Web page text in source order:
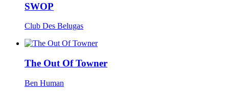
SWOP
Club Des Belugas
The Out Of Towner
Ben Human